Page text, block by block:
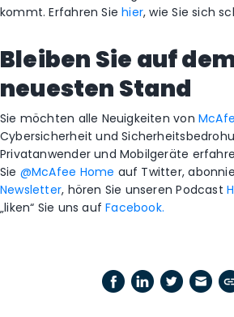
kommt. Erfahren Siehier, wie Sie sich
Bleiben Sie auf
neuesten Stand
Sie möchten alle Neuigkeiten von
Cybersicherheit und
Privatanwender und Mobilgeräte
Sie @McAfee Home auf Twitter,
Newsletter, hören Sie unseren Podcast
„liken“ Sie uns aufFacebook.